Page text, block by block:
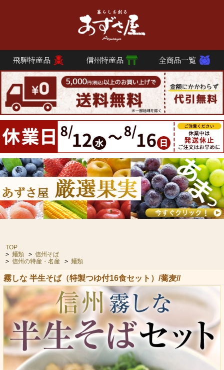
飛騨特産品 信州特産品 全商品一覧
TOP
> 麺類 > 信州そば
> 信州の特産・名産 > 麺類
霧しな 半生そば（特製つゆ付16食セット）/蕎麦//